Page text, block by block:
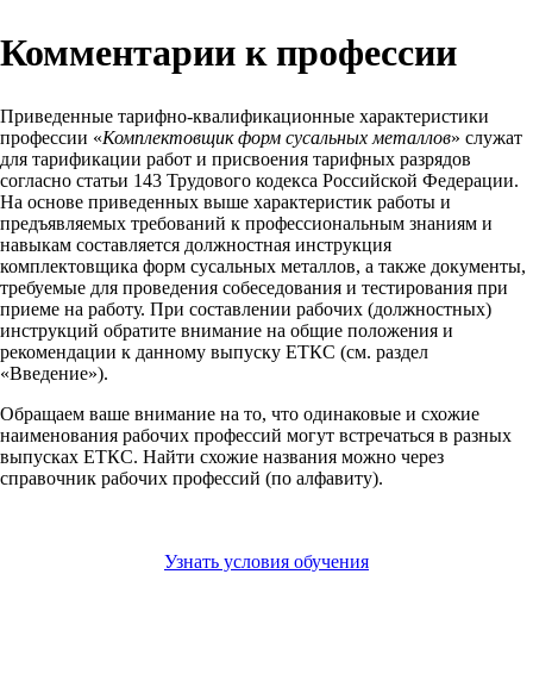
Комментарии к профессии
Приведенные тарифно-квалификационные характеристики
профессии «Комплектовщик форм сусальных металлов» служат
для тарификации работ и присвоения тарифных разрядов
согласно статьи 143 Трудового кодекса Российской Федерации.
На основе приведенных выше характеристик работы и
предъявляемых требований к профессиональным знаниям и
навыкам составляется должностная инструкция
комплектовщика форм сусальных металлов, а также документы,
требуемые для проведения собеседования и тестирования при
приеме на работу. При составлении рабочих (должностных)
инструкций обратите внимание на общие положения и
рекомендации к данному выпуску ЕТКС (см. раздел
«Введение»).
Обращаем ваше внимание на то, что одинаковые и схожие
наименования рабочих профессий могут встречаться в разных
выпусках ЕТКС. Найти схожие названия можно через
справочник рабочих профессий (по алфавиту).
Узнать условия обучения